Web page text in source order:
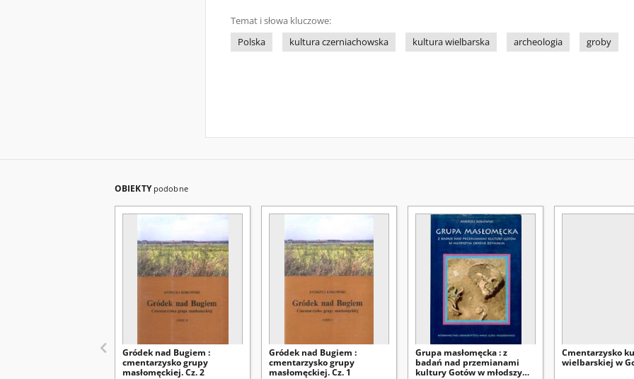
Temat i słowa kluczowe:
Polska
kultura czerniachowska kultura wielbarska archeologia groby
OBIEKTY podobne
Gródek nad Bugiem :
cmentarzysko grupy
masłomęckiej. Cz. 2
Gródek nad Bugiem :
cmentarzysko grupy
masłomęckiej. Cz. 1
Grupa masłomęcka : z
badań nad przemianami
kultury Gotów w młodszym
Cmentarzysko
wielbarskiej w